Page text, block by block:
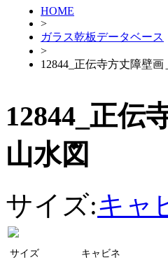
HOME
>
ガラス乾板データベース
>
12844_正伝寺方丈障壁
12844_正伝
山水図
サイズ:キャ
サイズ
キャビネ